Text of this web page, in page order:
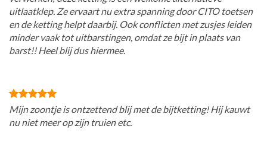
uitlaatklep. Ze ervaart nu extra spanning door CITO toetsen
en de ketting helpt daarbij. Ook conflicten met zusjes leiden
minder vaak tot uitbarstingen, omdat ze bijt in plaats van
barst!! Heel blij dus hiermee.
Mijn zoontje is ontzettend blij met de bijtketting! Hij kauwt
nu niet meer op zijn truien etc.